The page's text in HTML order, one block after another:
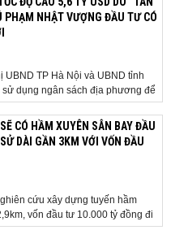
Trong...
PHẠM NHẬT VƯỢNG ĐẦU TƯ CÓ
UBND TP Hà Nội và UBND tỉnh
sử dụng ngân sách địa phương để
phóng mặt bằng đối với phần
hai địa phương, bảo đảm tiến độ
vừa có công văn...
CÓ HẦM XUYÊN SÂN BAY ĐẦU
DÀI GẦN 3KM VỚI VỐN ĐẦU
cứu xây dựng tuyến hầm
vốn đầu tư 10.000 tỷ đồng đi